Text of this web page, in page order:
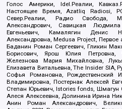
Голос Америки, Idel.Реалии,
Настоящее Время, Azatliq Radiosi,
Север.Реалии, Радио Свобода,
Александрович, Савицкая
Евгеньевич, Камалягин Денис
Александровна, Medusa Project,
Баданин Роман Сергеевич, Гликин
Борисович, Ярош Юлия Петровна,
Железнова Мария Михайловна,
Елизавета Витальевна, The Insider SIA,
Софья Романовна, Рождественский
Владимировна, Постернак Алексей
Степан Юрьевич, Istories fonds, Шмагун
Алеся Алексеевна, Долинина Ирина
Анин Роман Александрович,